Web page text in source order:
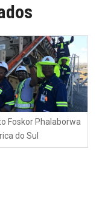
Foskor Phalaborwa
do Sul